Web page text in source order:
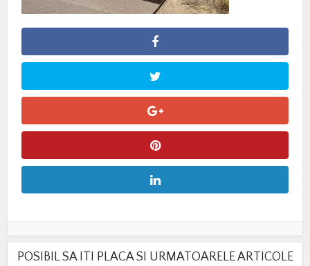
POSIBIL SA ITI PLACA SI URMATOARELE ARTICOLE